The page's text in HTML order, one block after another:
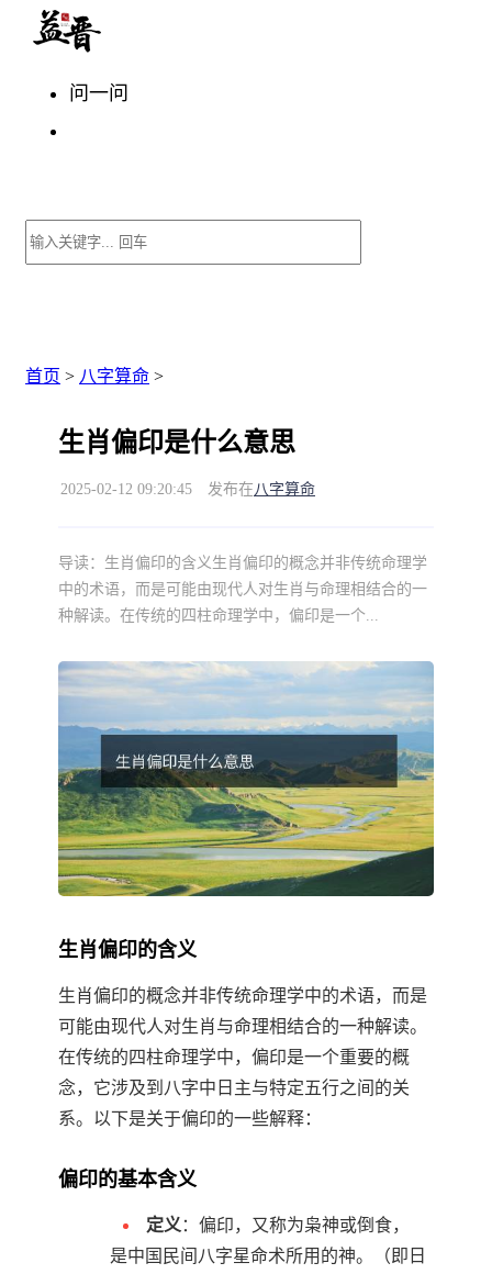
问一问
首页 > 八字算命 >
生肖偏印是什么意思
2025-02-12 09:20:45 发布在八字算命
导读： 生肖偏印的含义生肖偏印的概念并非传统命理学
中的术语，而是可能由现代人对生肖与命理相结合的一
种解读。在传统的四柱命理学中，偏印是一个...
生肖偏印的含义
生肖偏印的概念并非传统命理学中的术语，而是
可能由现代人对生肖与命理相结合的一种解读。
在传统的四柱命理学中，偏印是一个重要的概
念，它涉及到八字中日主与特定五行之间的关
系。以下是关于偏印的一些解释：
偏印的基本含义
定义 ：偏印，又称为枭神或倒食，
是中国民间八字星命术所用的神。（即日